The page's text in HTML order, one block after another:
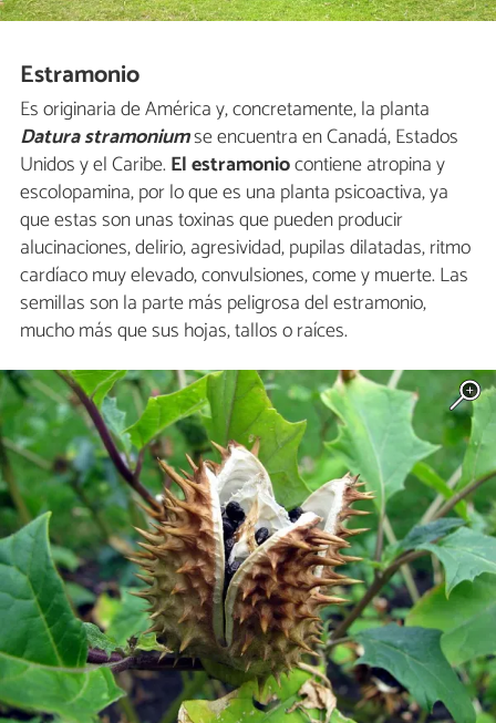
Estramonio
Es originaria de América y, concretamente, la planta
Datura stramoniumse encuentra en Canadá, Estados
Unidos y el Caribe. El estramoniocontiene atropina y
escolopamina, por lo que es una planta psicoactiva, ya
que estas son unas toxinas que pueden producir
alucinaciones, delirio, agresividad, pupilas dilatadas, ritmo
cardíaco muy elevado, convulsiones, come y muerte. Las
semillas son la parte más peligrosa del estramonio,
mucho más que sus hojas, tallos o raíces.